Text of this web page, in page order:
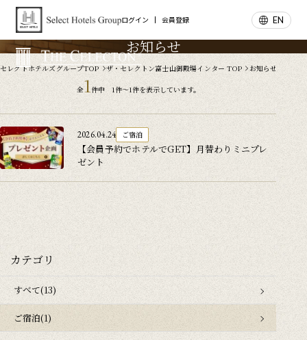
ログイン 会員登録 EN
お知らせ
セレクトホテルズグループTOP ザ・セレクトン富士山御殿場インター TOP お知らせ
全1件中 1件～1件を表示しています。
2026.04.24 ご宿泊
【会員予約でホテルでGET】月替わりミニプレ
ゼント
カテゴリ
すべて(13)
ご宿泊(1)